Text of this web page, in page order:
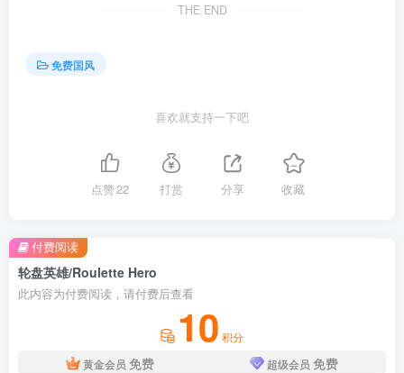
THE END
免费国风
喜欢就支持一下吧
点赞22 打赏 分享 收藏
轮盘英雄/Roulette Hero
此内容为付费阅读，请付费后查看
10 积分
黄金会员 免费 超级会员 免费
付费阅读